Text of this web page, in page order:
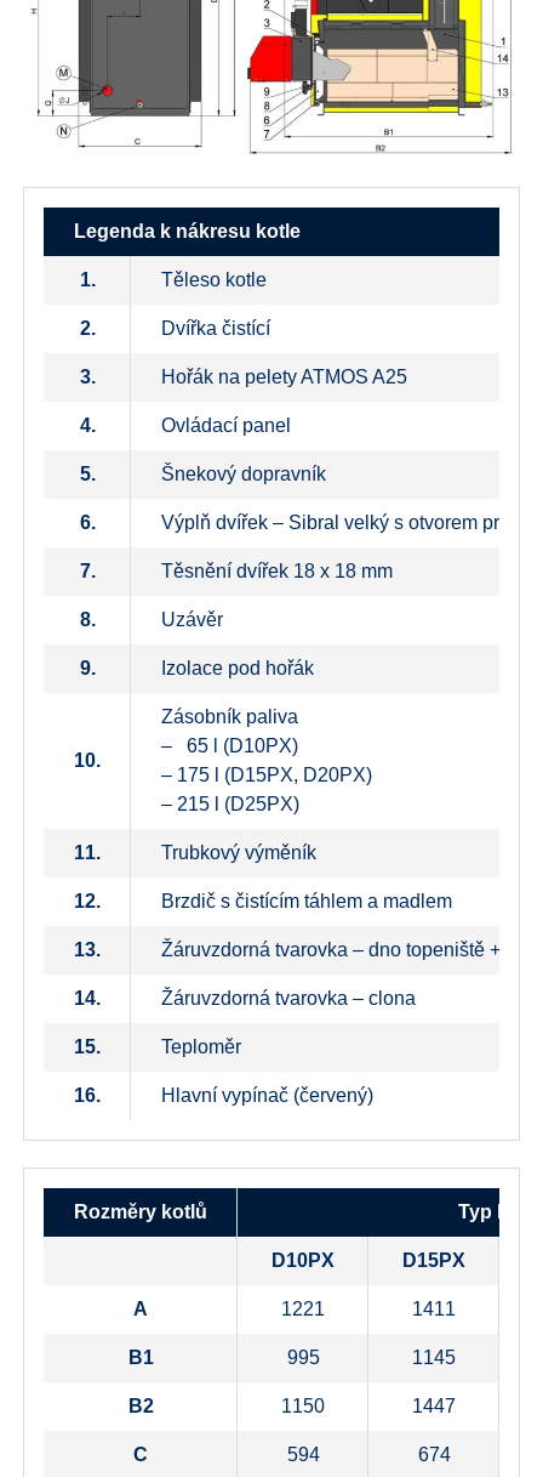
Legenda k nákresu kotle
1. Těleso kotle
2. Dvířka čistící
3. Hořák na pelety ATMOS A25
4. Ovládací panel
5. Šnekový dopravník
6. Výplň dvířek – Sibral velký s otvorem pro
7. Těsnění dvířek 18 x 18 mm
8. Uzávěr
9. Izolace pod hořák
10.
Zásobník paliva
– 65 l (D10PX)
– 175 l (D15PX, D20PX)
– 215 l (D25PX)
11. Trubkový výměník
12. Brzdič s čistícím táhlem a madlem
13. Žáruvzdorná tvarovka – dno topeniště +
14. Žáruvzdorná tvarovka – clona
15. Teploměr
16. Hlavní vypínač (červený)
Rozměry kotlů Typ kotle
D10PX D15PX
A 1221 1411
B1 995 1145
B2 1150 1447
C 594 674